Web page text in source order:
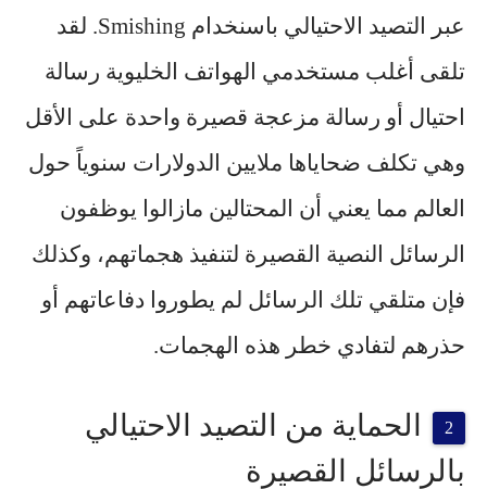
عبر التصيد الاحتيالي باسنخدام Smishing. لقد
تلقى أغلب مستخدمي الهواتف الخليوية رسالة
احتيال أو رسالة مزعجة قصيرة واحدة على الأقل
وهي تكلف ضحاياها ملايين الدولارات سنوياً حول
العالم مما يعني أن المحتالين مازالوا يوظفون
الرسائل النصية القصيرة لتنفيذ هجماتهم، وكذلك
فإن متلقي تلك الرسائل لم يطوروا دفاعاتهم أو
حذرهم لتفادي خطر هذه الهجمات.
الحماية من التصيد الاحتيالي
بالرسائل القصيرة